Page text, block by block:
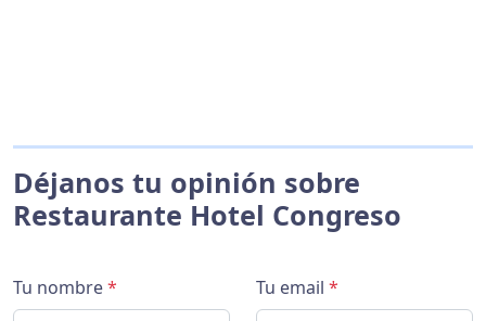
Déjanos tu opinión sobre
Restaurante Hotel Congreso
Tu nombre* Tu email *